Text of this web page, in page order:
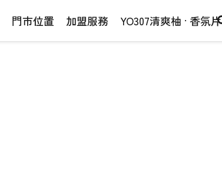
門市位置 加盟服務 YO307清爽柚 · 香氛片